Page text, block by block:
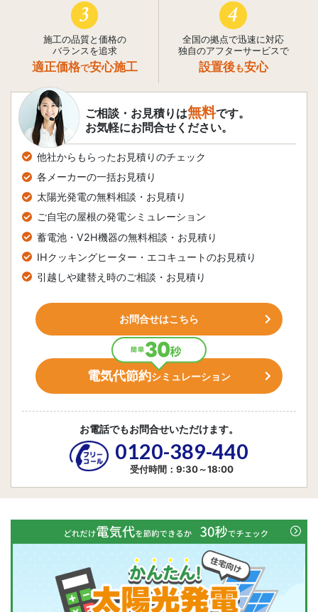
3
施工の品質と価格の
バランスを追求
適正価格で安心施工
4
全国の拠点で迅速に対応
独自のアフターサービスで
設置後も安心
ご相談・お見積りは無料です。
お気軽にお問合せください。
他社からもらったお見積りのチェック
各メーカーの一括お見積り
太陽光発電の無料相談・お見積り
ご自宅の屋根の発電シミュレーション
蓄電池・V2H機器の無料相談・お見積り
IHクッキングヒーター・エコキュートのお見積り
引越しや建替え時のご相談・お見積り
お問合せはこちら
電気代節約シミュレーション
お電話でもお問合せいただけます。
0120-389-440
受付時間：9:30～18:00